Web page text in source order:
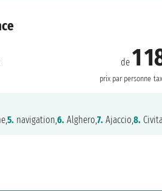
de 1
prix par personne
5. navigation,6. Alghero,7. Ajaccio,8.